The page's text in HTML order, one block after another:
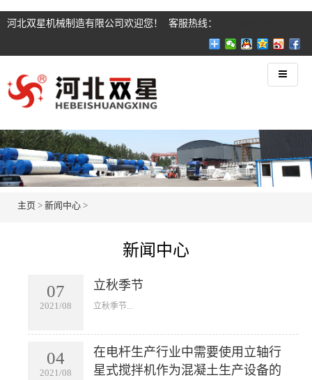
河北双星机械制造有限公司欢迎您！ 客服热线：
主页 > 新闻中心 >
新闻中心
07
2021/08
立秋季节
​立秋季节...
04
2021/08
在电杆生产行业中需要使用立轴行
星式搅拌机作为混凝土生产设备的